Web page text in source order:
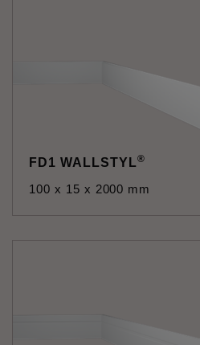
FD1 WALLSTYL®
100 x 15 x 2000 mm